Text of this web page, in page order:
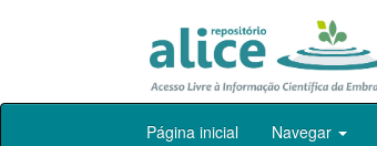
Skip
Página inicial Navegar